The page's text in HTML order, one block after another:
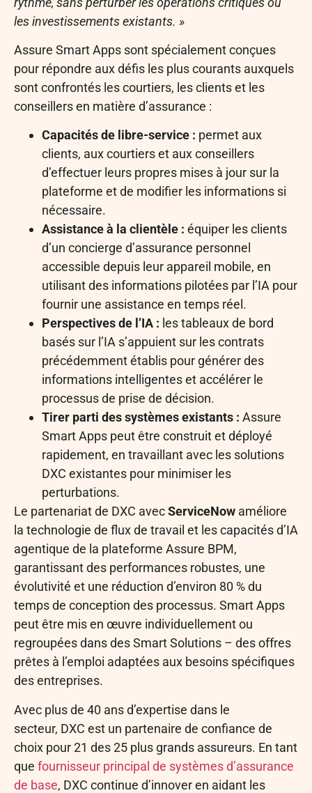
les investissements existants. »
Assure Smart Apps sont spécialement conçues
pour répondre aux défis les plus courants auxquels
sont confrontés les courtiers, les clients et les
conseillers en matière d’assurance :
Capacités de libre-service : permet aux
clients, aux courtiers et aux conseillers
d’effectuer leurs propres mises à jour sur la
plateforme et de modifier les informations si
nécessaire.
Assistance à la clientèle : équiper les clients
d’un concierge d’assurance personnel
accessible depuis leur appareil mobile, en
utilisant des informations pilotées par l’IA pour
fournir une assistance en temps réel.
Perspectives de l’IA : les tableaux de bord
basés sur l’IA s’appuient sur les contrats
précédemment établis pour générer des
informations intelligentes et accélérer le
processus de prise de décision.
Tirer parti des systèmes existants : Assure
Smart Apps peut être construit et déployé
rapidement, en travaillant avec les solutions
DXC existantes pour minimiser les
perturbations.
Le partenariat de DXC avecServiceNow améliore
la technologie de flux de travail et les capacités d’IA
agentique de la plateforme Assure BPM,
garantissant des performances robustes, une
évolutivité et une réduction d’environ 80 % du
temps de conception des processus. Smart Apps
peut être mis en œuvre individuellement ou
regroupées dans des Smart Solutions – des offres
prêtes à l’emploi adaptées aux besoins spécifiques
des entreprises.
Avec plus de 40 ans d’expertise dans le
secteur, DXC est un partenaire de confiance de
choix pour 21 des 25 plus grands assureurs. En tant
que fournisseur principal de systèmes d’assurance
de base, DXC continue d’innover en aidant les